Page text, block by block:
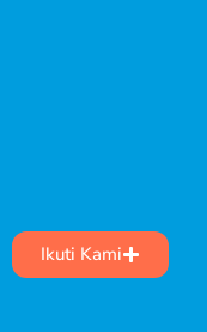
Ikuti Kami